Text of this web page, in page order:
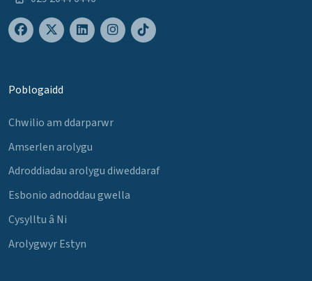
Poblogaidd
Chwilio am ddarparwr
Amserlen arolygu
Adroddiadau arolygu diweddaraf
Esbonio adnoddau gwella
Cysylltu â Ni
Arolygwyr Estyn